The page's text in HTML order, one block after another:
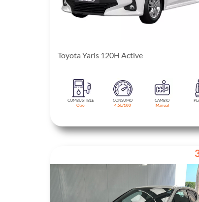
Toyota Yaris 120H Active
COMBUSTIBLE
Otro
CONSUMO
4.5L/100
CAMBIO
Manual